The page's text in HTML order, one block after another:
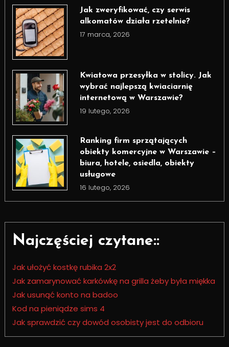
Jak zweryfikować, czy serwis
alkomatów działa rzetelnie?
17 marca, 2026
Kwiatowa przesyłka w stolicy. Jak
wybrać najlepszą kwiaciarnię
internetową w Warszawie?
19 lutego, 2026
Ranking firm sprzątających
obiekty komercyjne w Warszawie –
biura, hotele, osiedla, obiekty
usługowe
16 lutego, 2026
Najczęściej czytane::
Jak ułożyć kostkę rubika 2x2
Jak zamarynować karkówkę na grilla żeby była miękka
Jak usunąć konto na badoo
Kod na pieniądze sims 4
Jak sprawdzić czy dowód osobisty jest do odbioru